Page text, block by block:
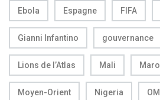
Ebola Espagne FIFA
Gianni Infantino gouvernance
Lions de l’Atlas Mali
Moyen-Orient Nigeria